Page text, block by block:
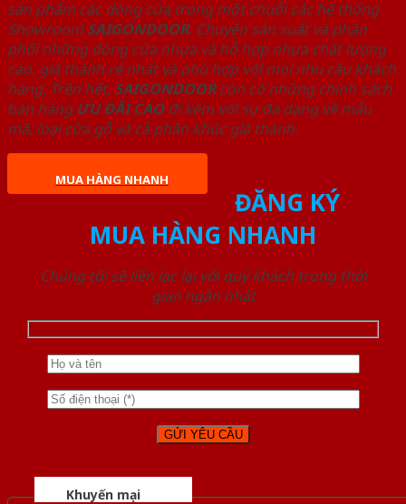
sản phẩm các dòng cửa trong một chuỗi các hệ thống
Showroom SAIGONDOOR. Chuyên sản xuất và phân
phối những dòng cửa nhựa và hỗ hợp nhựa chất lượng
cao, giá thành rẻ nhất và phù hợp với mọi nhu cầu khách
hàng. Trên hết, SAIGONDOORcòn có những chính sách
bán hàng ƯU ĐÃI CAOđi kèm với sự đa dạng về mẫu
mã, loại cửa gỗ và cả phân khúc giá thành.
MUA HÀNG NHANH
ĐĂNG KÝ
MUA HÀNG NHANH
Chúng tôi sẽ liên lạc lại với quý khách trong thời
gian ngắn nhất
Khuyến mại